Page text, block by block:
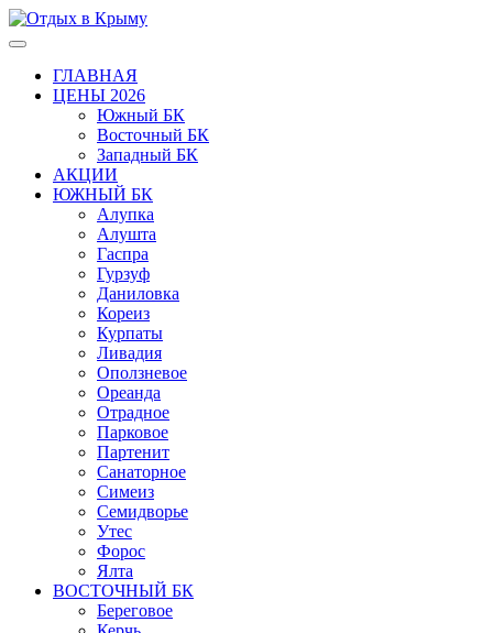
ГЛАВНАЯ
ЦЕНЫ 2026
Южный БК
Восточный БК
Западный БК
АКЦИИ
ЮЖНЫЙ БК
Алупка
Алушта
Гаспра
Гурзуф
Даниловка
Кореиз
Курпаты
Ливадия
Оползневое
Ореанда
Отрадное
Парковое
Партенит
Санаторное
Симеиз
Семидворье
Утес
Форос
Ялта
ВОСТОЧНЫЙ БК
Береговое